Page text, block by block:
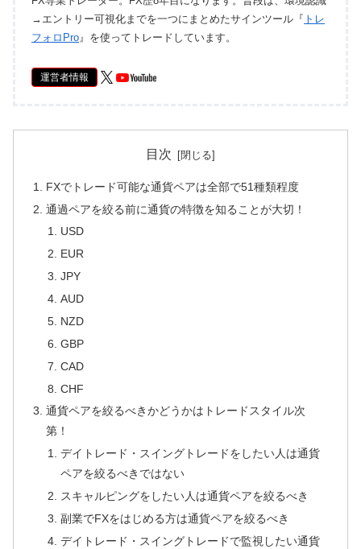
→エントリー可視化までを一つにまとめたサインツール『 トレ
フォロPro』を使ってトレードしています。
運営者情報
目次
FXでトレード可能な通貨ペアは全部で51種類程度
通過ペアを絞る前に通貨の特徴を知ることが大切！
USD
EUR
JPY
AUD
NZD
GBP
CAD
CHF
通貨ペアを絞るべきかどうかはトレードスタイル次
第！
デイトレード・スイングトレードをしたい人は通貨
ペアを絞るべきではない
スキャルピングをしたい人は通貨ペアを絞るべき
副業でFXをはじめる方は通貨ペアを絞るべき
デイトレード・スイングトレードで監視したい通貨